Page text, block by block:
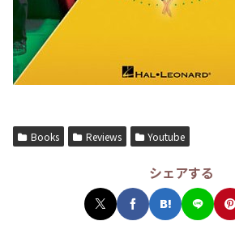
Books Reviews Youtube
シェアする